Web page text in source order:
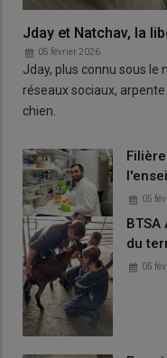
Jday et Natchav, la
05 février 2026
Jday, plus connu sous le
réseaux sociaux,
chien.
05
du
05